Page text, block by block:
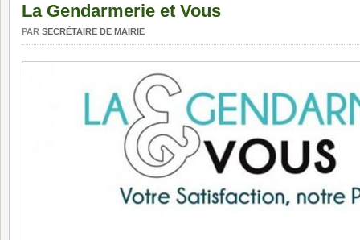
La Gendarmerie et Vous
PAR SECRÉTAIRE DE MAIRIE